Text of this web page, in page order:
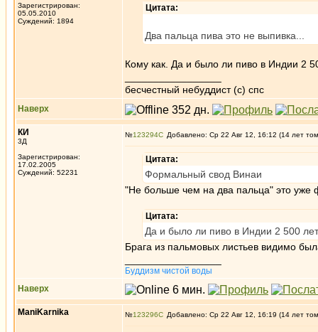
Зарегистрирован:
05.05.2010
Суждений: 1894
Цитата:
Два пальца пива это не выпивка...
Кому как. Да и было ли пиво в Индии 2
бесчестный небуддист (с) спс
Наверх
КИ
3Д
Зарегистрирован:
17.02.2005
Суждений: 52231
№123294 Добавлено: Ср 22 Авг 12, 16:12 (14 лет
Цитата:
Формальный свод Винаи
"Не больше чем на два пальца" это уже
Цитата:
Да и было ли пиво в Индии 2 500
Брага из пальмовых листьев видимо
Буддизм чистой воды
Наверх
ManiKarnika №123296 Добавлено: Ср 22 Авг 12, 16:19 (14 лет